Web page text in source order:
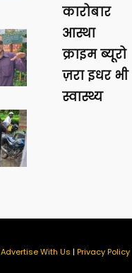
कारोबार
आस्था
क्राइम ब्यूरो
ज़रा इधर भी
स्वास्थ्य
Advertise With Us | Privacy Policy